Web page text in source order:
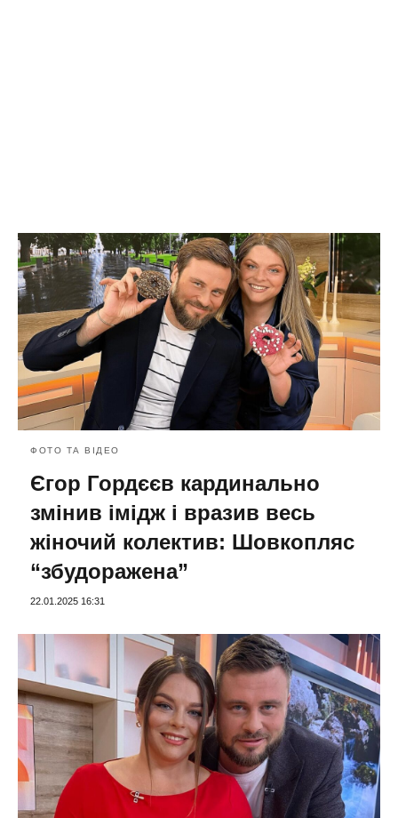
ФОТО ТА ВІДЕО
Єгор Гордєєв кардинально
змінив імідж і вразив весь
жіночий колектив: Шовкопляс
“збудоражена”
22.01.2025 16:31